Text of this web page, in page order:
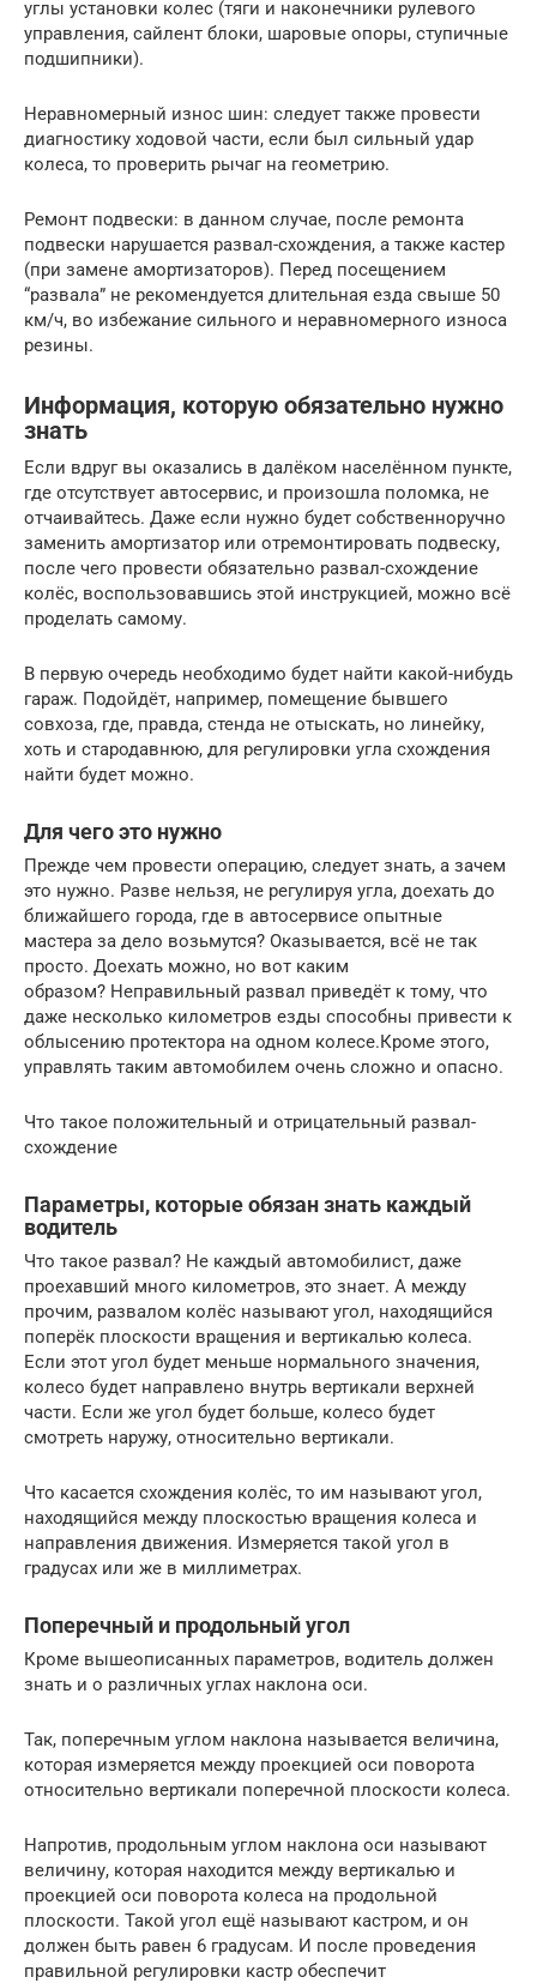
углы установки колес (тяги и наконечники рулевого
управления, сайлент блоки, шаровые опоры, ступичные
подшипники).
Неравномерный износ шин: следует также провести
диагностику ходовой части, если был сильный удар
колеса, то проверить рычаг на геометрию.
Ремонт подвески: в данном случае, после ремонта
подвески нарушается развал-схождения, а также кастер
(при замене амортизаторов). Перед посещением
“развала” не рекомендуется длительная езда свыше 50
км/ч, во избежание сильного и неравномерного износа
резины.
Информация, которую обязательно нужно
знать
Если вдруг вы оказались в далёком населённом пункте,
где отсутствует автосервис, и произошла поломка, не
отчаивайтесь. Даже если нужно будет собственноручно
заменить амортизатор или отремонтировать подвеску,
после чего провести обязательно развал-схождение
колёс, воспользовавшись этой инструкцией, можно всё
проделать самому.
В первую очередь необходимо будет найти какой-нибудь
гараж. Подойдёт, например, помещение бывшего
совхоза, где, правда, стенда не отыскать, но линейку,
хоть и стародавнюю, для регулировки угла схождения
найти будет можно.
Для чего это нужно
Прежде чем провести операцию, следует знать, а зачем
это нужно. Разве нельзя, не регулируя угла, доехать до
ближайшего города, где в автосервисе опытные
мастера за дело возьмутся? Оказывается, всё не так
просто. Доехать можно, но вот каким
образом? Неправильный развал приведёт к тому, что
даже несколько километров езды способны привести к
облысению протектора на одном колесе.Кроме этого,
управлять таким автомобилем очень сложно и опасно.
Что такое положительный и отрицательный развал-
схождение
Параметры, которые обязан знать каждый
водитель
Что такое развал? Не каждый автомобилист, даже
проехавший много километров, это знает. А между
прочим, развалом колёс называют угол, находящийся
поперёк плоскости вращения и вертикалью колеса.
Если этот угол будет меньше нормального значения,
колесо будет направлено внутрь вертикали верхней
части. Если же угол будет больше, колесо будет
смотреть наружу, относительно вертикали.
Что касается схождения колёс, то им называют угол,
находящийся между плоскостью вращения колеса и
направления движения. Измеряется такой угол в
градусах или же в миллиметрах.
Поперечный и продольный угол
Кроме вышеописанных параметров, водитель должен
знать и о различных углах наклона оси.
Так, поперечным углом наклона называется величина,
которая измеряется между проекцией оси поворота
относительно вертикали поперечной плоскости колеса.
Напротив, продольным углом наклона оси называют
величину, которая находится между вертикалью и
проекцией оси поворота колеса на продольной
плоскости. Такой угол ещё называют кастром, и он
должен быть равен 6 градусам. И после проведения
правильной регулировки кастр обеспечит